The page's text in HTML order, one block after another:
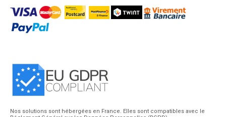
Nos solutions sont hébergées en France. Elles sont compatibles avec le